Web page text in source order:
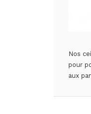
Nos
pour
aux